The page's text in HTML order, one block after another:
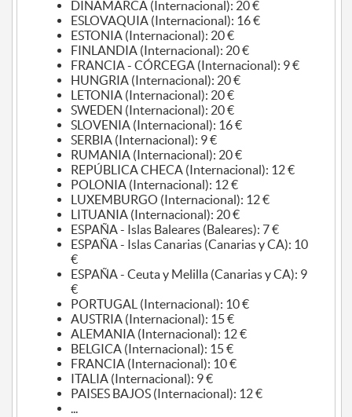
DINAMARCA (Internacional): 20 €
ESLOVAQUIA (Internacional): 16 €
ESTONIA (Internacional): 20 €
FINLANDIA (Internacional): 20 €
FRANCIA - CÓRCEGA (Internacional): 9 €
HUNGRIA (Internacional): 20 €
LETONIA (Internacional): 20 €
SWEDEN (Internacional): 20 €
SLOVENIA (Internacional): 16 €
SERBIA (Internacional): 9 €
RUMANIA (Internacional): 20 €
REPÚBLICA CHECA (Internacional): 12 €
POLONIA (Internacional): 12 €
LUXEMBURGO (Internacional): 12 €
LITUANIA (Internacional): 20 €
ESPAÑA - Islas Baleares (Baleares): 7 €
ESPAÑA - Islas Canarias (Canarias y CA): 10
€
ESPAÑA - Ceuta y Melilla (Canarias y CA): 9
€
PORTUGAL (Internacional): 10 €
AUSTRIA (Internacional): 15 €
ALEMANIA (Internacional): 12 €
BELGICA (Internacional): 15 €
FRANCIA (Internacional): 10 €
ITALIA (Internacional): 9 €
PAISES BAJOS (Internacional): 12 €
...